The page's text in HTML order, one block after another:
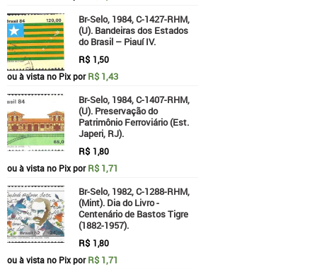
Br-Selo, 1984, C-1427-RHM,
(U). Bandeiras dos Estados
do Brasil – Piauí IV.
R$ 1,50
ou à vista no Pix porR$ 1,43
Br-Selo, 1984, C-1407-RHM,
(U). Preservação do
Patrimônio Ferroviário (Est.
Japeri, RJ).
R$ 1,80
ou à vista no Pix porR$ 1,71
Br-Selo, 1982, C-1288-RHM,
(Mint). Dia do Livro -
Centenário de Bastos Tigre
(1882-1957).
R$ 1,80
ou à vista no Pix porR$ 1,71